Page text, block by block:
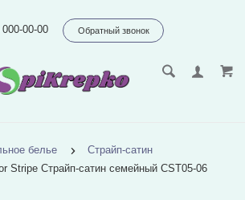
00-00 Обратный звонок
белье
Страйп-сатин
Stripe Страйп-сатин семейный CST05-06